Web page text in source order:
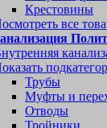
Крестовины
все
Трубы
Муфты и
Отводы
Тройники